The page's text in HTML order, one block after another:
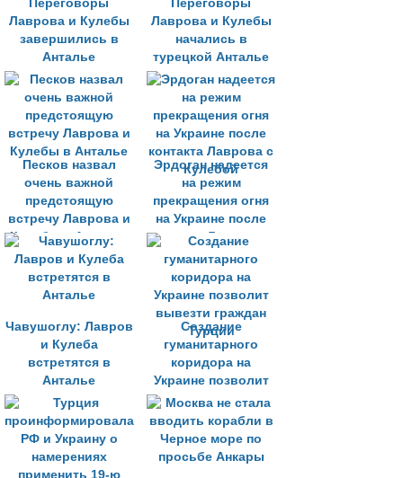
Переговоры
Лаврова и Кулебы
завершились в
Анталье
Переговоры
Лаврова и Кулебы
начались в
турецкой Анталье
Песков назвал
очень важной
предстоящую
встречу Лаврова и
Кулебы в Анталье
Эрдоган надеется
на режим
прекращения огня
на Украине после
контакта Лаврова с
Кулебой
Чавушоглу: Лавров
и Кулеба
встретятся в
Анталье
Создание
гуманитарного
коридора на
Украине позволит
вывезти граждан
Турции